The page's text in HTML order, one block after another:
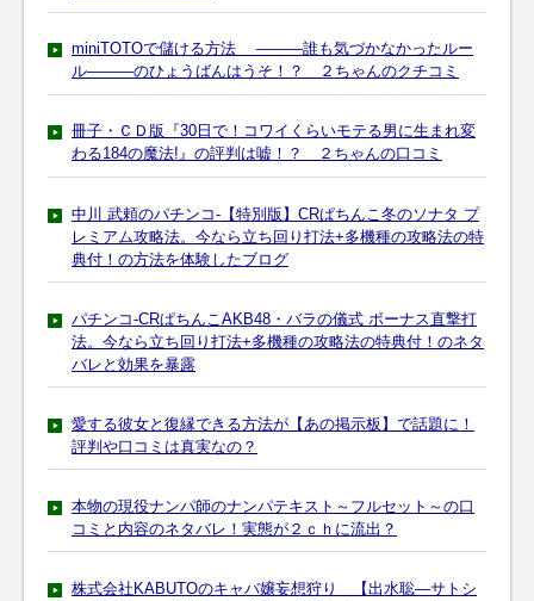
miniTOTOで儲ける方法 ―――誰も気づかなかったルー
ル―――のひょうばんはうそ！？ ２ちゃんのクチコミ
冊子・ＣＤ版『30日で！コワイくらいモテる男に生まれ変
わる184の魔法!』の評判は嘘！？ ２ちゃんの口コミ
中川 武頼のパチンコ-【特別版】CRぱちんこ冬のソナタ プ
レミアム攻略法。今なら立ち回り打法+多機種の攻略法の特
典付！の方法を体験したブログ
パチンコ-CRぱちんこAKB48・バラの儀式 ボーナス直撃打
法。今なら立ち回り打法+多機種の攻略法の特典付！のネタ
バレと効果を暴露
愛する彼女と復縁できる方法が【あの掲示板】で話題に！
評判や口コミは真実なの？
本物の現役ナンパ師のナンパテキスト～フルセット～の口
コミと内容のネタバレ！実態が２ｃｈに流出？
株式会社KABUTOのキャバ嬢妄想狩り 【出水聡―サトシ